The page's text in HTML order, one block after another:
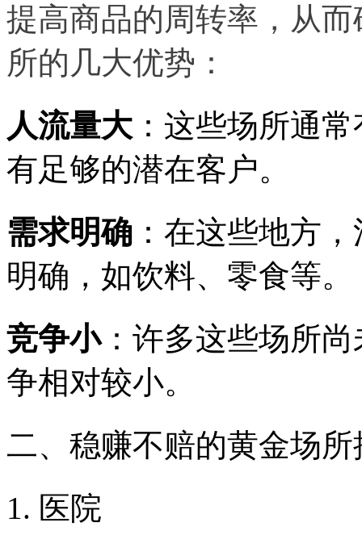
提高商品的周转率，从
所的几大优势：
人流量大 ：这些场所通
有足够的潜在客户。
需求明确 ：在这些地方
明确，如饮料、零食等。
竞争小：许多这些场所
争相对较小。
二、稳赚不赔的黄金场所
1. 医院